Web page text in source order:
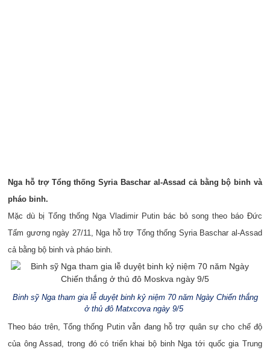
Nga hỗ trợ Tổng thống Syria Baschar al-Assad cả bằng bộ binh và
pháo binh.
Mặc dù bị Tổng thống Nga Vladimir Putin bác bỏ song theo báo Đức
Tấm gương ngày 27/11, Nga hỗ trợ Tổng thống Syria Baschar al-Assad
cả bằng bộ binh và pháo binh.
Binh sỹ Nga tham gia lễ duyệt binh kỷ niệm 70 năm Ngày Chiến thắng
ở thủ đô Matxcơva ngày 9/5
Theo báo trên, Tổng thống Putin vẫn đang hỗ trợ quân sự cho chế độ
của ông Assad, trong đó có triển khai bộ binh Nga tới quốc gia Trung